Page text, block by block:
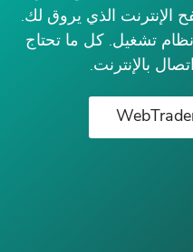
الإنترنت الذي يروق لك.
تشغيل. كل ما تحتاج
بالإنترنت.